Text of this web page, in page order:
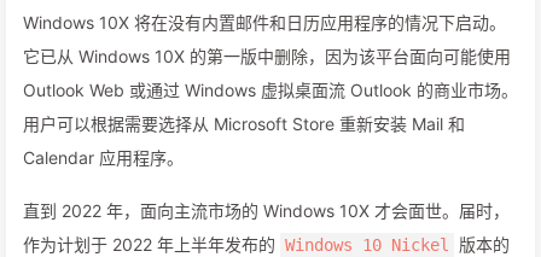
Windows 10X 将在没有内置邮件和日历应用程序的情况下启动。
它已从 Windows 10X 的第一版中删除，因为该平台面向可能使用
Outlook Web 或通过 Windows 虚拟桌面流 Outlook 的商业市场。
用户可以根据需要选择从 Microsoft Store 重新安装 Mail 和
Calendar 应用程序。
直到 2022 年，面向主流市场的 Windows 10X 才会面世。届时，
作为计划于 2022 年上半年发布的 Windows 10 Nickel
版本的